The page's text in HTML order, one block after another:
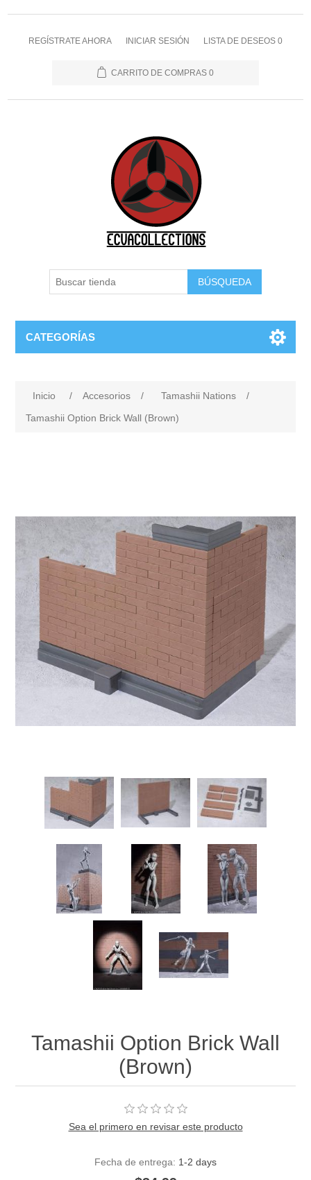
REGÍSTRATE AHORA INICIAR SESIÓN LISTA DE DESEOS 0
CARRITO DE COMPRAS 0
BÚSQUEDA
CATEGORÍAS
Inicio / Accesorios / Tamashii Nations
/
Tamashii Option Brick Wall (Brown)
Tamashii Option Brick Wall
(Brown)
Sea el primero en revisar este producto
Fecha de entrega: 1-2 days